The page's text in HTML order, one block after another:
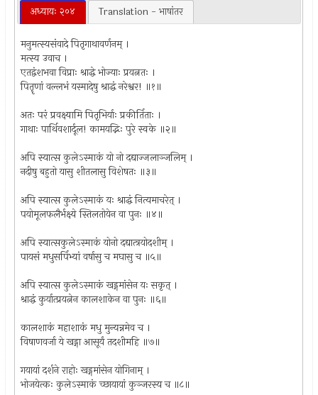
अध्यायः २०४ Translation - भाषांतर
मनुमत्स्यसंवादे पितृगाथावर्णनम् ।
मत्स्य उवाच ।
एतद्वंशभवा विप्राः श्राद्धे भोज्याः प्रयत्नतः ।
पितॄणां वल्लभं यस्मादेषु श्राद्धं नरेश्वर! ॥१॥
अतः परं प्रवक्ष्यामि पितृभिर्याः प्रकीर्तिताः ।
गाथाः पार्थिवशार्दूल! कामयद्भिः पुरे स्वके ॥२॥
अपि स्यात्स कुलेऽस्माकं यो नो दद्याज्जलाञ्जलिम् ।
नदीषु बहुतो यासु शीतलासु विशेषतः ॥३॥
अपि स्यात्स कुलेऽस्माकं यः श्राद्धं नित्यमाचरेत् ।
पयोमूलफलैर्भक्ष्ये स्तिलतोयेन वा पुनः ॥४॥
अपि स्यात्सकुलेऽस्माकं योनो दद्यात्त्रयोदशीम् ।
पायसं मधुसर्पिभ्यां वर्षासु च मघासु च ॥५॥
अपि स्यात्स कुलेऽस्माकं खड्गमांसेन यः सकृत् ।
श्राद्धं कुर्यात्प्रयत्नेन कालशाकेन वा पुनः ॥६॥
कालशाकं महाशाकं मधु मुन्यन्नमेव च ।
विषाणवर्जा ये खड्गा आसूर्यं तदशीमहि ॥७॥
गयायां दर्शने राहोः खड्गमांसेन योगिनाम् ।
भोजयेत्कः कुलेऽस्माकं च्छायायां कुञ्जरस्य च ॥८॥